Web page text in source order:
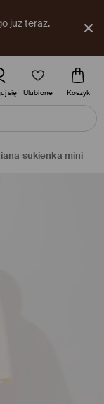
już teraz.
się Ulubione Koszyk
sukienka mini